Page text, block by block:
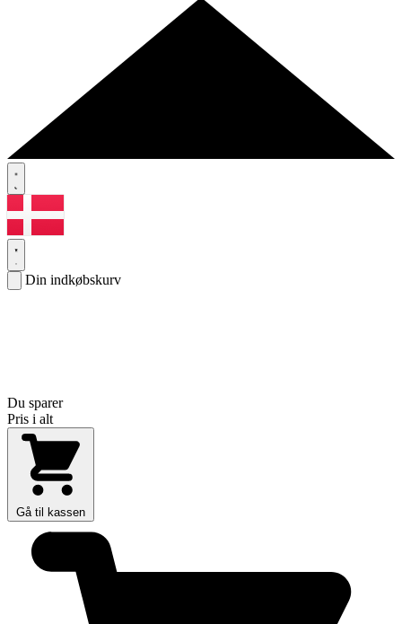
Din indkøbskurv
Du sparer
Pris i alt
Gå til kassen